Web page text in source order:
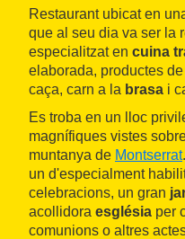
Restaurant ubicat en
que al seu dia va ser la
especialitzat en cuina
elaborada, productes
caça, carn a la brasa i
Es troba en un lloc
magnífiques vistes
muntanya de Montserrat
un d'especialment
celebracions, un gran
acollidora església per
comunions o altres